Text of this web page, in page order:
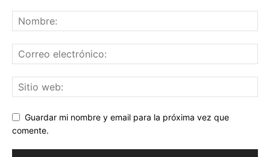
Guardar mi nombre y email para la próxima vez que
comente.